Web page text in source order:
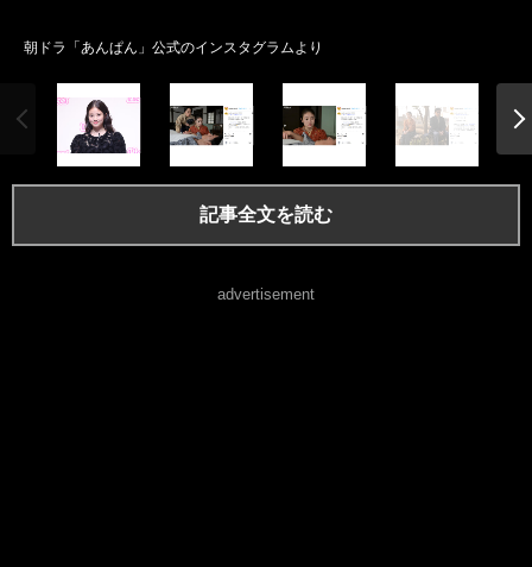
朝ドラ「あんぱん」公式のインスタグラムより
記事全文を読む
advertisement